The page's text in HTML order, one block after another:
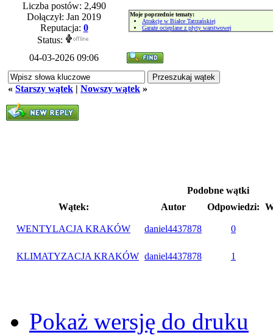
Liczba postów: 2,490
Dołączył: Jan 2019
Reputacja: 0
Status:
Moje poprzednie tematy:
Atrakcje w Białce Tatrzańskiej
Garaże ocieplane z płyty warstwowej
04-03-2026 09:06
« Starszy wątek | Nowszy wątek »
Podobne wątki
Wątek:
Autor Odpowiedzi:
WENTYLACJA KRAKÓW daniel4437878 0
KLIMATYZACJA KRAKÓW daniel4437878 1
Pokaż wersję do druku